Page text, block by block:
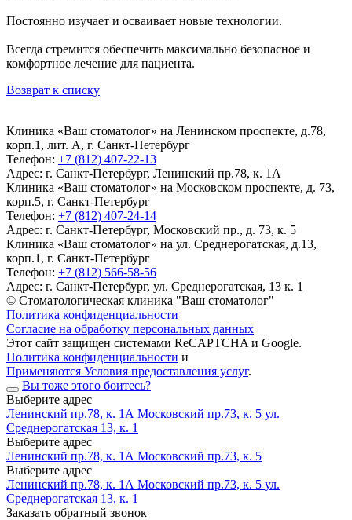
Постоянно изучает и осваивает новые технологии.
Всегда стремится обеспечить максимально безопасное и
комфортное лечение для пациента.
Возврат к списку
Клиника «Ваш стоматолог» на Ленинском проспекте, д.78,
корп.1, лит. А, г. Санкт-Петербург
Телефон: +7 (812) 407-22-13
Адрес: г. Санкт-Петербург, Ленинский пр.78, к. 1А
Клиника «Ваш стоматолог» на Московском проспекте, д. 73,
корп.5, г. Санкт-Петербург
Телефон: +7 (812) 407-24-14
Адрес: г. Санкт-Петербург, Московский пр., д. 73, к. 5
Клиника «Ваш стоматолог» на ул. Среднерогатская, д.13,
корп.1, г. Санкт-Петербург
Телефон: +7 (812) 566-58-56
Адрес: г. Санкт-Петербург, ул. Среднерогатская, 13 к. 1
© Стоматологическая клиника "Ваш стоматолог"
Политика конфиденциальности
Согласие на обработку персональных данных
Этот сайт защищен системами ReCAPTCHA и Google.
Политика конфиденциальности и
Применяются Условия предоставления услуг.
Вы тоже этого боитесь?
Выберите адрес
Ленинский пр.78, к. 1А Московский пр.73, к. 5 ул.
Среднерогатская 13, к. 1
Выберите адрес
Ленинский пр.78, к. 1А Московский пр.73, к. 5
Выберите адрес
Ленинский пр.78, к. 1А Московский пр.73, к. 5 ул.
Среднерогатская 13, к. 1
Заказать обратный звонок